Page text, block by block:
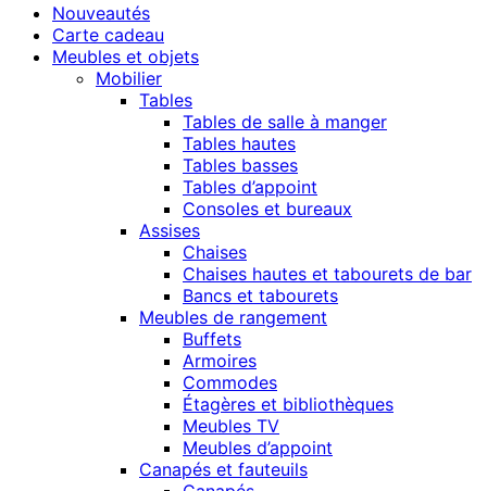
Nouveautés
Carte cadeau
Meubles et objets
Mobilier
Tables
Tables de salle à manger
Tables hautes
Tables basses
Tables d’appoint
Consoles et bureaux
Assises
Chaises
Chaises hautes et tabourets de bar
Bancs et tabourets
Meubles de rangement
Buffets
Armoires
Commodes
Étagères et bibliothèques
Meubles TV
Meubles d’appoint
Canapés et fauteuils